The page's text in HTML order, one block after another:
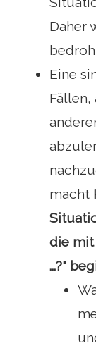
Daher
Eine
macht
die mit
...?"